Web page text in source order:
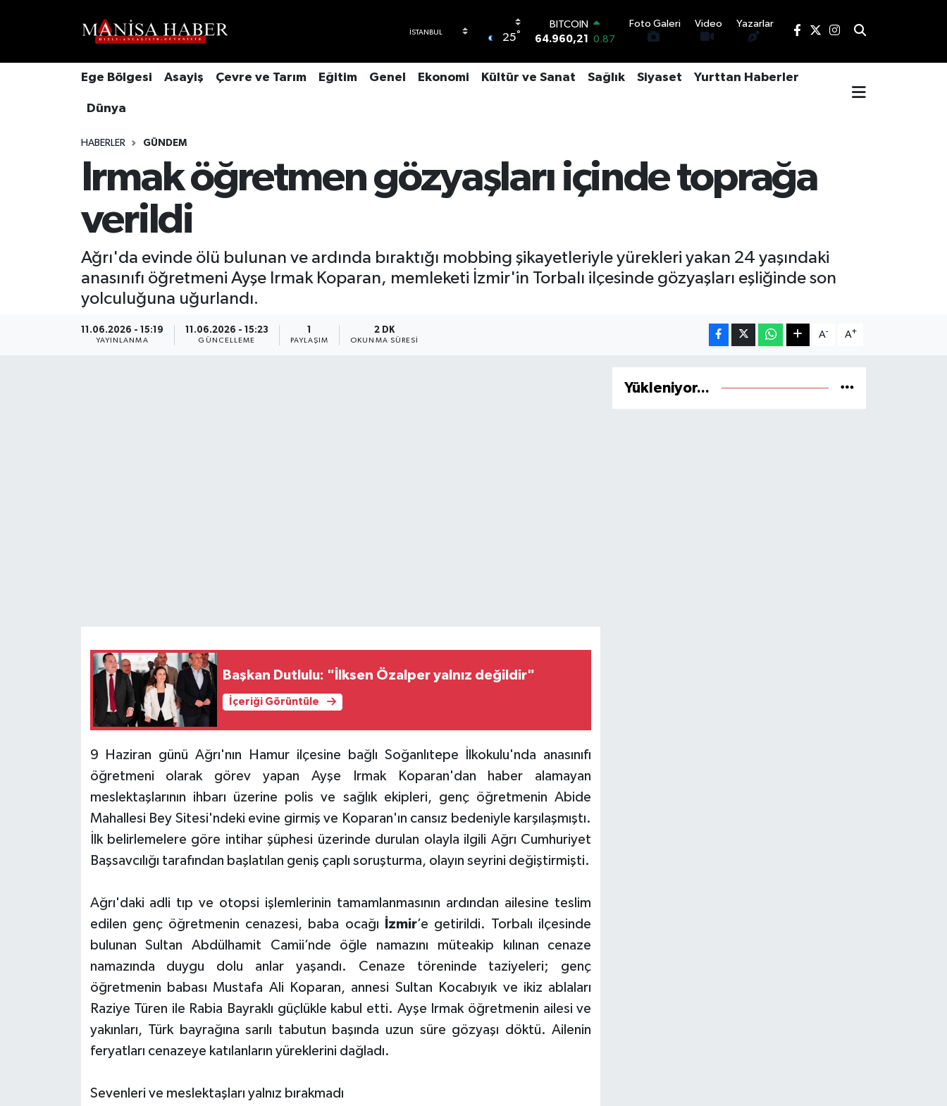
25°
BITCOIN
64.960,21 0.87
47,7436 0.18
EURO
BİST100
13.773 -19
Foto Galeri Video Yazarlar
Ege Bölgesi Asayiş Çevre ve Tarım Eğitim Genel Ekonomi Kültür ve Sanat Sağlık Siyaset Yurttan Haberler
Dünya
HABERLER GÜNDEM
Irmak öğretmen gözyaşları içinde toprağa
verildi
Ağrı'da evinde ölü bulunan ve ardında bıraktığı mobbing şikayetleriyle yürekleri yakan 24 yaşındaki
anasınıfı öğretmeni Ayşe Irmak Koparan, memleketi İzmir'in Torbalı ilçesinde gözyaşları eşliğinde son
yolculuğuna uğurlandı.
11.06.2026 - 15:19
YAYINLANMA
11.06.2026 - 15:23
GÜNCELLEME
1
PAYLAŞIM
2 DK
OKUNMA SÜRESI
A- A+
Başkan Dutlulu: "İlksen Özalper yalnız değildir"
İçeriği Görüntüle
9 Haziran günü Ağrı'nın Hamur ilçesine bağlı Soğanlıtepe İlkokulu'nda anasınıfı
öğretmeni olarak görev yapan Ayşe Irmak Koparan'dan haber alamayan
meslektaşlarının ihbarı üzerine polis ve sağlık ekipleri, genç öğretmenin Abide
Mahallesi Bey Sitesi'ndeki evine girmiş ve Koparan'ın cansız bedeniyle karşılaşmıştı.
İlk belirlemelere göre intihar şüphesi üzerinde durulan olayla ilgili Ağrı Cumhuriyet
Başsavcılığı tarafından başlatılan geniş çaplı soruşturma, olayın seyrini değiştirmişti.
Ağrı'daki adli tıp ve otopsi işlemlerinin tamamlanmasının ardından ailesine teslim
edilen genç öğretmenin cenazesi, baba ocağı
İzmir’e getirildi. Torbalı ilçesinde
bulunan Sultan Abdülhamit Camii’nde öğle namazını müteakip kılınan cenaze
namazında duygu dolu anlar yaşandı. Cenaze töreninde taziyeleri; genç
öğretmenin babası Mustafa Ali Koparan, annesi Sultan Kocabıyık ve ikiz ablaları
Raziye Türen ile Rabia Bayraklı güçlükle kabul etti. Ayşe Irmak öğretmenin ailesi ve
yakınları, Türk bayrağına sarılı tabutun başında uzun süre gözyaşı döktü. Ailenin
feryatları cenazeye katılanların yüreklerini dağladı.
Sevenleri ve meslektaşları yalnız bırakmadı
Yükleniyor...
Tüm Manşetler
Haber Arşivi